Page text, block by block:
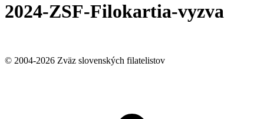
2024-ZSF-Filokartia-vyzva
© 2004-2026 Zväz slovenských filatelistov